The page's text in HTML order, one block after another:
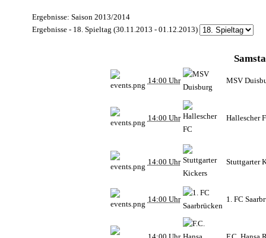
Ergebnisse: Saison 2013/2014
Ergebnisse - 18. Spieltag (30.11.2013 - 01.12.2013)
14:00 Uhr MSV
14:00 Uhr Hallescher
14:00 Uhr Stuttgarter
14:00 Uhr 1. FC